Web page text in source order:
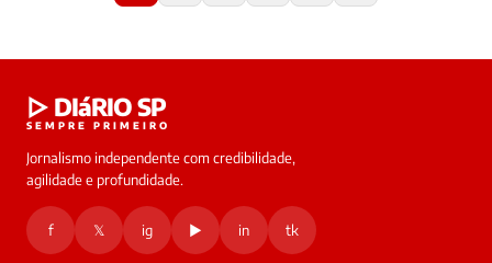
▷ DIáRIO SP
SEMPRE PRIMEIRO
Jornalismo independente com credibilidade,
agilidade e profundidade.
f 𝕏 ig ▶ in tk